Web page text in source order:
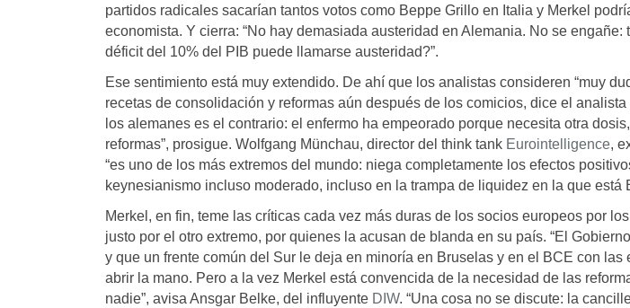
partidos radicales sacarían tantos votos como Beppe Grillo en Italia y Merkel
economista. Y cierra: “No hay demasiada austeridad en Alemania. No se
déficit del 10% del PIB puede llamarse austeridad?”.
Ese sentimiento está muy extendido. De ahí que los analistas consideren “muy
recetas de consolidación y reformas aún después de los comicios, dice el
los alemanes es el contrario: el enfermo ha empeorado porque necesita otra
reformas”, prosigue. Wolfgang Münchau, director del think tank Eurointelligence,
“es uno de los más extremos del mundo: niega completamente los efectos
keynesianismo incluso moderado, incluso en la trampa de liquidez en la que está
Merkel, en fin, teme las críticas cada vez más duras de los socios europeos por
justo por el otro extremo, por quienes la acusan de blanda en su país. “El
y que un frente común del Sur le deja en minoría en Bruselas y en el BCE con
abrir la mano. Pero a la vez Merkel está convencida de la necesidad de las
nadie”, avisa Ansgar Belke, del influyente DIW. “Una cosa no se discute: la